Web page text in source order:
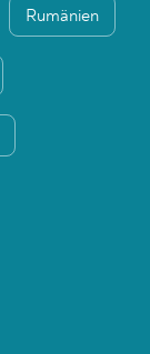
Rumänien